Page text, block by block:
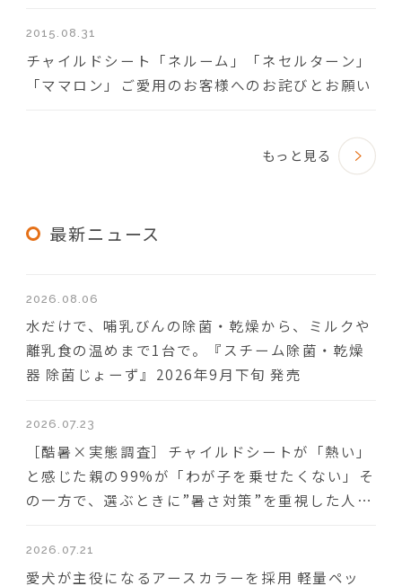
2015.08.31
チャイルドシート「ネルーム」「ネセルターン」
「ママロン」ご愛用のお客様へのお詫びとお願い
もっと見る
最新ニュース
2026.08.06
水だけで、哺乳びんの除菌・乾燥から、ミルクや
離乳食の温めまで1台で。『スチーム除菌・乾燥
器 除菌じょーず』2026年9月下旬 発売
2026.07.23
［酷暑×実態調査］チャイルドシートが「熱い」
と感じた親の99%が「わが子を乗せたくない」そ
の一方で、選ぶときに”暑さ対策”を重視した人は
2026.07.21
愛犬が主役になるアースカラーを採用 軽量ペッ